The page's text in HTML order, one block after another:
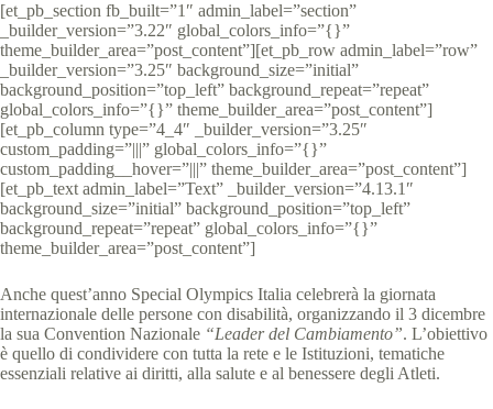
[et_pb_section fb_built=”1″ admin_label=”section”
_builder_version=”3.22″ global_colors_info=”{}”
theme_builder_area=”post_content”][et_pb_row admin_label=”row”
_builder_version=”3.25″ background_size=”initial”
background_position=”top_left” background_repeat=”repeat”
global_colors_info=”{}” theme_builder_area=”post_content”]
[et_pb_column type=”4_4″ _builder_version=”3.25″
custom_padding=”|||” global_colors_info=”{}”
custom_padding__hover=”|||” theme_builder_area=”post_content”]
[et_pb_text admin_label=”Text” _builder_version=”4.13.1″
background_size=”initial” background_position=”top_left”
background_repeat=”repeat” global_colors_info=”{}”
theme_builder_area=”post_content”]
Anche quest’anno Special Olympics Italia celebrerà la giornata
internazionale delle persone con disabilità, organizzando il 3 dicembre
la sua Convention Nazionale “Leader del Cambiamento”. L’obiettivo
è quello di condividere con tutta la rete e le Istituzioni, tematiche
essenziali relative ai diritti, alla salute e al benessere degli Atleti.